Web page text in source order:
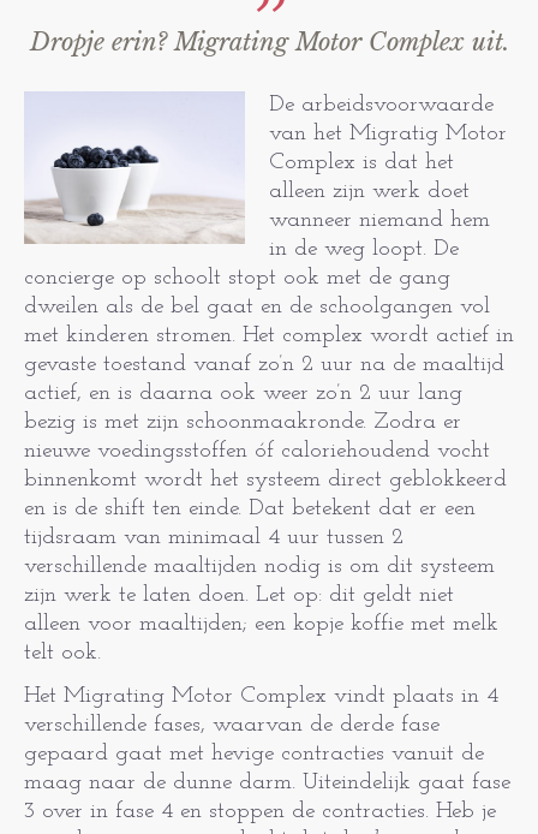
Dropje erin? Migrating Motor Complex uit.
De arbeidsvoorwaarde
van het Migratig Motor
Complex is dat het
alleen zijn werk doet
wanneer niemand hem
in de weg loopt. De
concierge op schoolt stopt ook met de gang
dweilen als de bel gaat en de schoolgangen vol
met kinderen stromen. Het complex wordt actief in
gevaste toestand vanaf zo’n 2 uur na de maaltijd
actief, en is daarna ook weer zo’n 2 uur lang
bezig is met zijn schoonmaakronde. Zodra er
nieuwe voedingsstoffen óf caloriehoudend vocht
binnenkomt wordt het systeem direct geblokkeerd
en is de shift ten einde. Dat betekent dat er een
tijdsraam van minimaal 4 uur tussen 2
verschillende maaltijden nodig is om dit systeem
zijn werk te laten doen. Let op: dit geldt niet
alleen voor maaltijden; een kopje koffie met melk
telt ook.
Het Migrating Motor Complex vindt plaats in 4
verschillende fases, waarvan de derde fase
gepaard gaat met hevige contracties vanuit de
maag naar de dunne darm. Uiteindelijk gaat fase
3 over in fase 4 en stoppen de contracties. Heb je